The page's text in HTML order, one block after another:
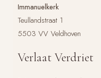
Immanuelkerk
Teullandstraat 1
5503 VV Veldhoven
Verlaat Verdriet